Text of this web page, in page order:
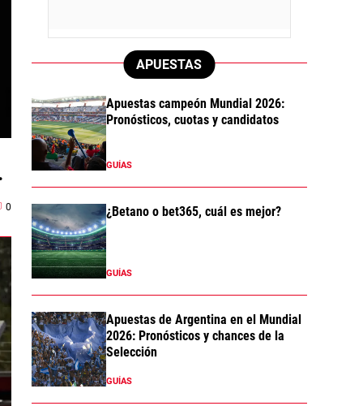
0
APUESTAS
Apuestas campeón Mundial 2026:
Pronósticos, cuotas y candidatos
GUÍAS
¿Betano o bet365, cuál es mejor?
GUÍAS
Apuestas de Argentina en el Mundial
2026: Pronósticos y chances de la
Selección
GUÍAS